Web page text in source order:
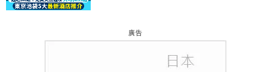
廣告